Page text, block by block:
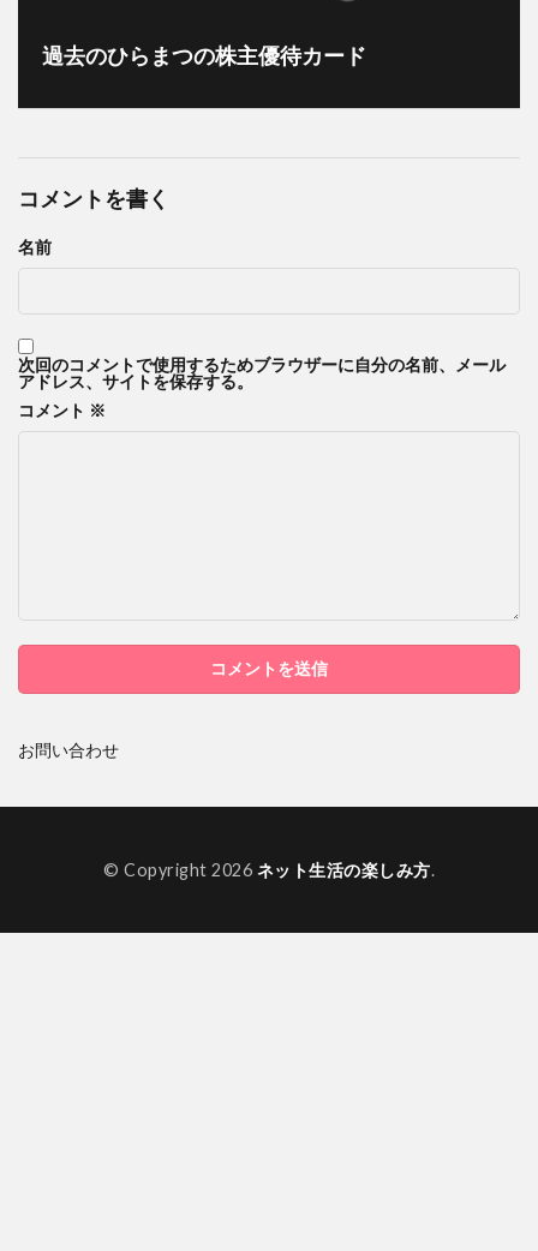
過去のひらまつの株主優待カード
コメントを書く
名前
次回のコメントで使用するためブラウザーに自分の名前、メール
アドレス、サイトを保存する。
コメント ※
お問い合わせ
© Copyright 2026 ネット生活の楽しみ方.